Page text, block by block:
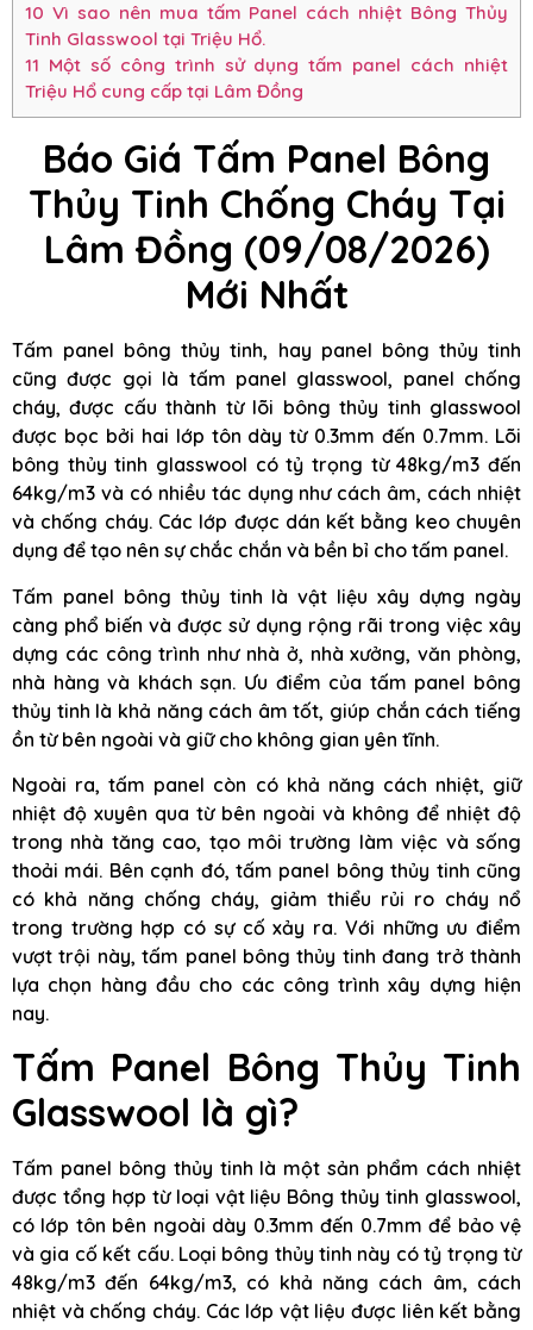
10 Vì sao nên mua tấm Panel cách nhiệt Bông Thủy
Tinh Glasswool tại Triệu Hổ.
11 Một số công trình sử dụng tấm panel cách nhiệt
Triệu Hổ cung cấp tại Lâm Đồng
Báo Giá Tấm Panel Bông
Thủy Tinh Chống Cháy Tại
Lâm Đồng (09/08/2026)
Mới Nhất
Tấm panel bông thủy tinh, hay panel bông thủy tinh
cũng được gọi là tấm panel glasswool, panel chống
cháy, được cấu thành từ lõi bông thủy tinh glasswool
được bọc bởi hai lớp tôn dày từ 0.3mm đến 0.7mm. Lõi
bông thủy tinh glasswool có tỷ trọng từ 48kg/m3 đến
64kg/m3 và có nhiều tác dụng như cách âm, cách nhiệt
và chống cháy. Các lớp được dán kết bằng keo chuyên
dụng để tạo nên sự chắc chắn và bền bỉ cho tấm panel.
Tấm panel bông thủy tinh là vật liệu xây dựng ngày
càng phổ biến và được sử dụng rộng rãi trong việc xây
dựng các công trình như nhà ở, nhà xưởng, văn phòng,
nhà hàng và khách sạn. Ưu điểm của tấm panel bông
thủy tinh là khả năng cách âm tốt, giúp chắn cách tiếng
ồn từ bên ngoài và giữ cho không gian yên tĩnh.
Ngoài ra, tấm panel còn có khả năng cách nhiệt, giữ
nhiệt độ xuyên qua từ bên ngoài và không để nhiệt độ
trong nhà tăng cao, tạo môi trường làm việc và sống
thoải mái. Bên cạnh đó, tấm panel bông thủy tinh cũng
có khả năng chống cháy, giảm thiểu rủi ro cháy nổ
trong trường hợp có sự cố xảy ra. Với những ưu điểm
vượt trội này, tấm panel bông thủy tinh đang trở thành
lựa chọn hàng đầu cho các công trình xây dựng hiện
nay.
Tấm Panel Bông Thủy Tinh
Glasswool là gì?
Tấm panel bông thủy tinh là một sản phẩm cách nhiệt
được tổng hợp từ loại vật liệu Bông thủy tinh glasswool,
có lớp tôn bên ngoài dày 0.3mm đến 0.7mm để bảo vệ
và gia cố kết cấu. Loại bông thủy tinh này có tỷ trọng từ
48kg/m3 đến 64kg/m3, có khả năng cách âm, cách
nhiệt và chống cháy. Các lớp vật liệu được liên kết bằng